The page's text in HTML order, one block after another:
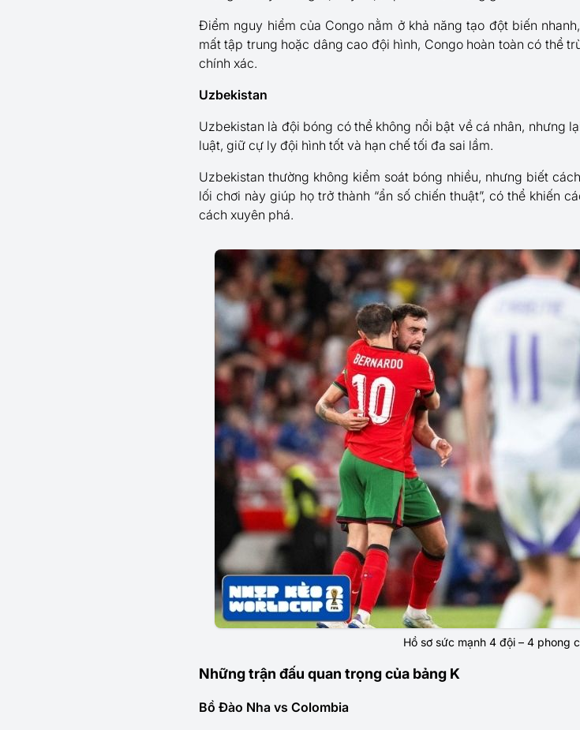
Điểm nguy hiểm của Congo nằm ở khả năng tạo đột biến
mất tập trung hoặc dâng cao đội hình, Congo hoàn toàn có thể
chính xác.
Uzbekistan
Uzbekistan là đội bóng có thể không nổi bật về cá nhân, nhưng
luật, giữ cự ly đội hình tốt và hạn chế tối đa sai lầm.
Uzbekistan thường không kiểm soát bóng nhiều, nhưng biết
lối chơi này giúp họ trở thành “ẩn số chiến thuật”, có thể khiến
cách xuyên phá.
Hồ sơ sức mạnh 4 đội – 4 phong
Những trận đấu quan trọng của bảng K
Bồ Đào Nha vs Colombia